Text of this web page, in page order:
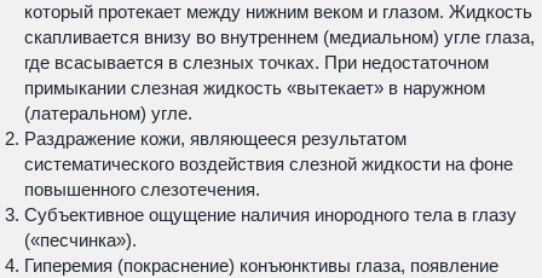
который протекает между нижним веком и глазом. Жидкость
скапливается внизу во внутреннем (медиальном) угле глаза,
где всасывается в слезных точках. При недостаточном
примыкании слезная жидкость «вытекает» в наружном
(латеральном) угле.
Раздражение кожи, являющееся результатом
систематического воздействия слезной жидкости на фоне
повышенного слезотечения.
Субъективное ощущение наличия инородного тела в глазу
(«песчинка»).
Гиперемия (покраснение) конъюнктивы глаза, появление